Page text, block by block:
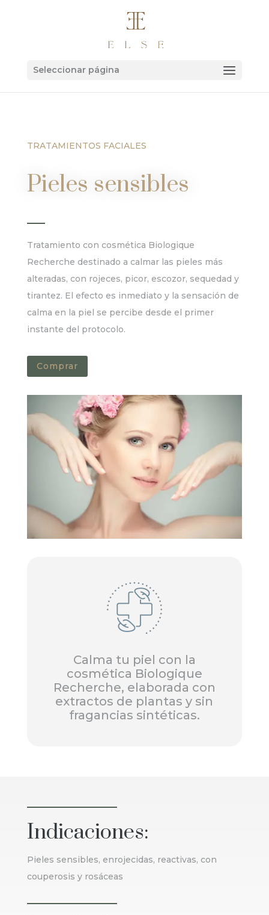
Seleccionar página
TRATAMIENTOS FACIALES
Pieles sensibles
Tratamiento con cosmética Biologique
Recherche destinado a calmar las pieles más
alteradas, con rojeces, picor, escozor, sequedad y
tirantez. El efecto es inmediato y la sensación de
calma en la piel se percibe desde el primer
instante del protocolo.
Comprar
Calma tu piel con la
cosmética Biologique
Recherche, elaborada con
extractos de plantas y sin
fragancias sintéticas.
Indicaciones:
Pieles sensibles, enrojecidas, reactivas, con
couperosis y rosáceas